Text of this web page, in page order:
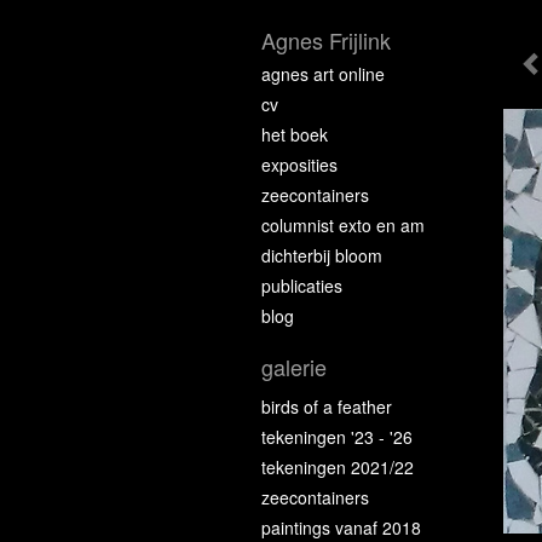
Agnes Frijlink
agnes art online
cv
het boek
exposities
zeecontainers
columnist exto en am
dichterbij bloom
publicaties
blog
galerie
birds of a feather
tekeningen '23 - '26
tekeningen 2021/22
zeecontainers
paintings vanaf 2018